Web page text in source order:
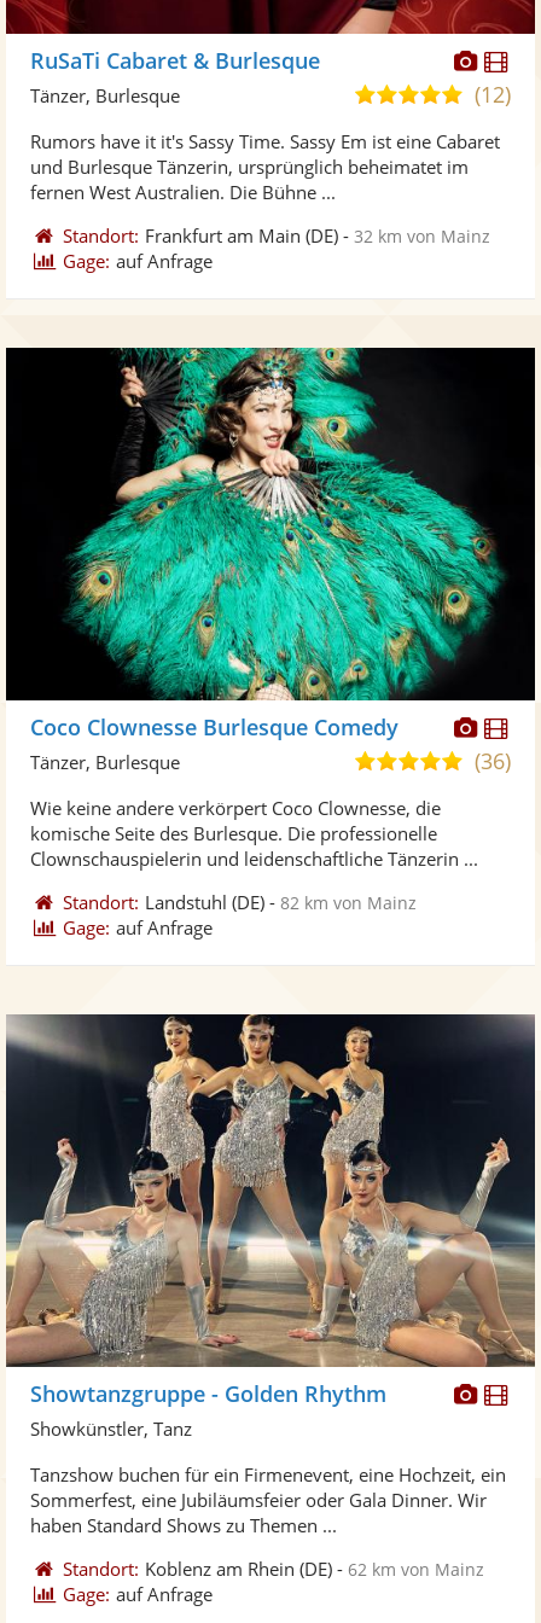
Fotos
RuSaTi Cabaret & Burlesque
5,0
5
(12)
Tänzer, Burlesque
Rumors have it it's Sassy Time. Sassy Em ist eine Cabaret
und Burlesque Tänzerin, ursprünglich beheimatet im
fernen West Australien. Die Bühne ...
Standort: Frankfurt am Main (DE) -32 km von Mainz
Gage: auf Anfrage
Coco Clownesse Burlesque Comedy
5,0(36)
Tänzer, Burlesque
Wie keine andere verkörpert Coco Clownesse, die
komische Seite des Burlesque. Die professionelle
Clownschauspielerin und leidenschaftliche Tänzerin ...
Standort: Landstuhl (DE) -82 km von Mainz
Gage: auf Anfrage
Fotos
Showtanzgruppe - Golden Rhythm
Showkünstler, Tanz
Tanzshow buchen für ein Firmenevent, eine Hochzeit, ein
Sommerfest, eine Jubiläumsfeier oder Gala Dinner. Wir
haben Standard Shows zu Themen ...
Standort: Koblenz am Rhein (DE) -62 km von Mainz
Gage: auf Anfrage